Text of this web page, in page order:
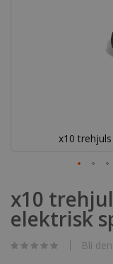
x10
begynnelsen
av
bildegalleri
x10
elektrisk
Bli